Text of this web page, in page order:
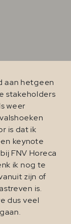
aan hetgeen
stakeholders
weer
is dat ik
keynote
FNV Horeca
ik nog te
zijn of
is.
dus veel